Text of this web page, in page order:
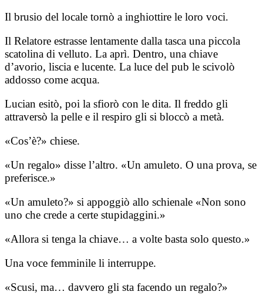
Il brusio del locale tornò a inghiottire le loro voci.
Il Relatore estrasse lentamente dalla tasca una piccola
scatolina di velluto. La aprì. Dentro, una chiave
d’avorio, liscia e lucente. La luce del pub le scivolò
addosso come acqua.
Lucian esitò, poi la sfiorò con le dita. Il freddo gli
attraversò la pelle e il respiro gli si bloccò a metà.
«Cos’è?» chiese.
«Un regalo» disse l’altro. «Un amuleto. O una prova, se
preferisce.»
«Un amuleto?» si appoggiò allo schienale «Non sono
uno che crede a certe stupidaggini.»
«Allora si tenga la chiave… a volte basta solo questo.»
Una voce femminile li interruppe.
«Scusi, ma… davvero gli sta facendo un regalo?»